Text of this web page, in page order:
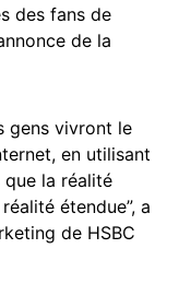
des fans de
de la
gens vivront le
en utilisant
la réalité
étendue”, a
de HSBC